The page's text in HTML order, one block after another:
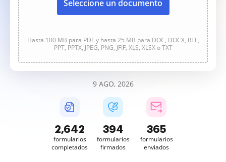
Seleccione un documento
Hasta 100 MB para PDF y hasta 25 MB para DOC, DOCX, RTF,
PPT, PPTX, JPEG, PNG, JFIF, XLS, XLSX o TXT
9 AGO, 2026
2,643
formularios
completados
394
formularios
firmados
365
formularios
enviados